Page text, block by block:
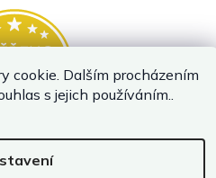
cookie. Dalším procházením
s jejich používáním..